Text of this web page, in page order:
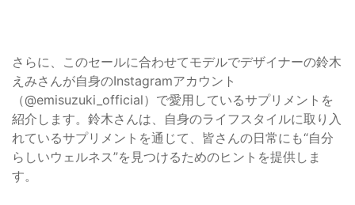
さらに、このセールに合わせてモデルでデザイナーの鈴木
えみさんが自身のInstagramアカウント
（@emisuzuki_official）で愛用しているサプリメントを
紹介します。鈴木さんは、自身のライフスタイルに取り入
れているサプリメントを通じて、皆さんの日常にも“自分
らしいウェルネス”を見つけるためのヒントを提供しま
す。